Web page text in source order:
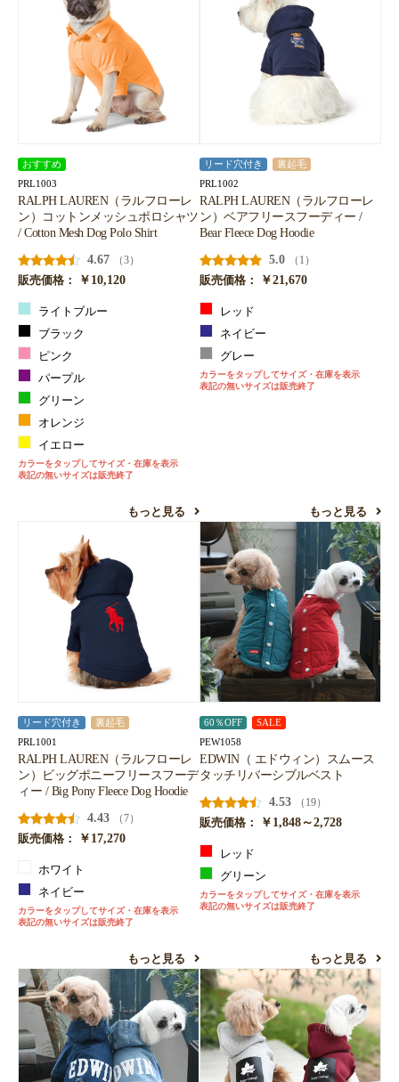
おすすめ
PRL1003
RALPH LAUREN（ラルフローレ
ン）コットンメッシュポロシャツ
/ Cotton Mesh Dog Polo Shirt
4.67
（3）
販売価格：
￥10,120
ライトブルー
ブラック
ピンク
パープル
グリーン
オレンジ
イエロー
カラーをタップしてサイズ・在庫を表示
表記の無いサイズは販売終了
もっと見る
リード穴付き 裏起毛
PRL1002
RALPH LAUREN（ラルフローレ
ン）ベアフリースフーディー /
Bear Fleece Dog Hoodie
5.0
（1）
販売価格：
￥21,670
レッド
ネイビー
グレー
カラーをタップしてサイズ・在庫を表示
表記の無いサイズは販売終了
もっと見る
リード穴付き 裏起毛
PRL1001
RALPH LAUREN（ラルフローレ
ン）ビッグポニーフリースフーデ
ィー / Big Pony Fleece Dog Hoodie
4.43
（7）
販売価格：
￥17,270
ホワイト
ネイビー
カラーをタップしてサイズ・在庫を表示
表記の無いサイズは販売終了
もっと見る
60％OFF SALE
PEW1058
EDWIN（ エドウィン）スムース
タッチリバーシブルベスト
4.53
（19）
販売価格：
￥1,848～2,728
レッド
グリーン
カラーをタップしてサイズ・在庫を表示
表記の無いサイズは販売終了
もっと見る